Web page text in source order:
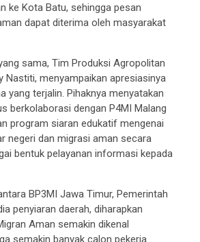
ke Kota Batu, sehingga pesan
dapat diterima oleh masyarakat
sama, Tim Produksi Agropolitan
Nastiti, menyampaikan apresiasinya
yang terjalin. Pihaknya menyatakan
berkolaborasi dengan P4MI Malang
program siaran edukatif mengenai
negeri dan migrasi aman secara
bentuk pelayanan informasi kepada
BP3MI Jawa Timur, Pemerintah
penyiaran daerah, diharapkan
Aman semakin dikenal
semakin banyak calon pekerja